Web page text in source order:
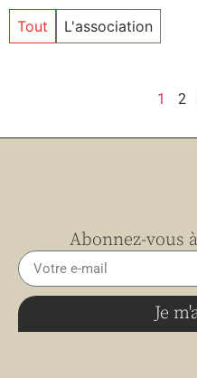
L'association
Tout
1 2
Abonnez-vous
Je